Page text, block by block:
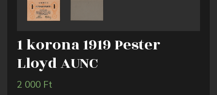
1 korona 1919 Pester
Lloyd AUNC
2 000 Ft